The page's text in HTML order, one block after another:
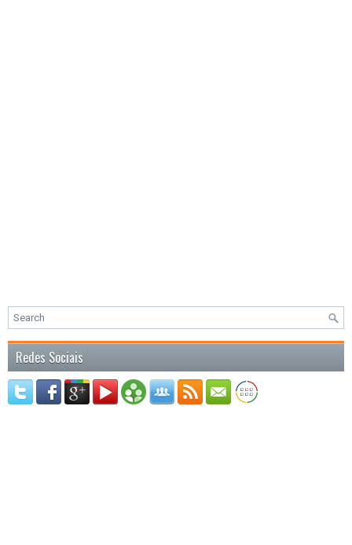
Redes Sociais